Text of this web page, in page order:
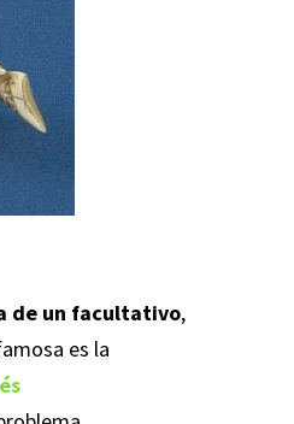
de un facultativo,
es la